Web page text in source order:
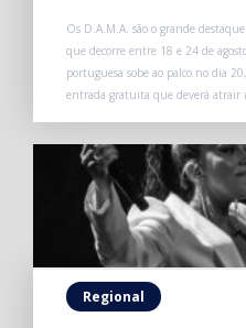
Os D.A.M.A. são o grande
que decorre entre 18 e 24 de
portuguesa sobe ao palco no dia
entrada gratuita que deverá atrair
Regional